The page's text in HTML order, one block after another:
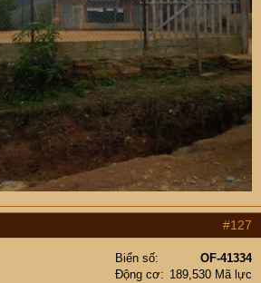
#127
Biển số
OF-41334
Động cơ
189,530 Mã lực